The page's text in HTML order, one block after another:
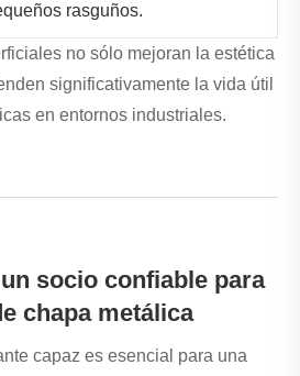
rasguños.
no sólo mejoran la estética
significativamente la vida útil
en entornos industriales.
socio confiable para
chapa metálica
capaz es esencial para una